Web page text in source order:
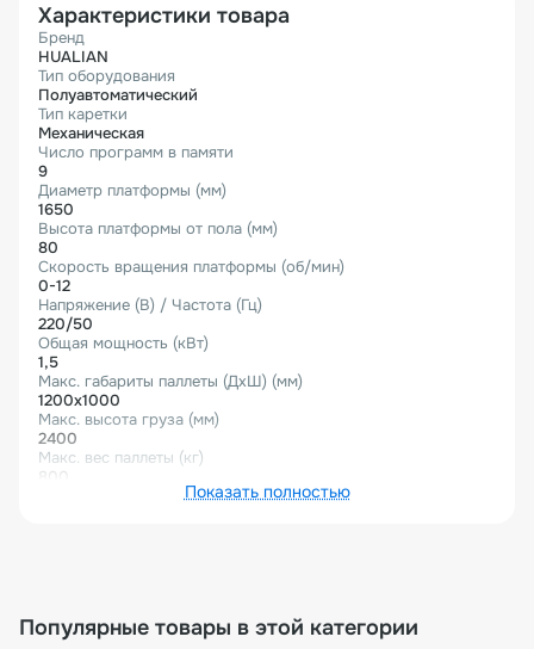
Характеристики товара
Бренд
HUALIAN
Тип оборудования
Полуавтоматический
Тип каретки
Механическая
Число программ в памяти
9
Диаметр платформы (мм)
1650
Высота платформы от пола (мм)
80
Скорость вращения платформы (об/мин)
0-12
Напряжение (В) / Частота (Гц)
220/50
Общая мощность (кВт)
1,5
Макс. габариты паллеты (ДхШ) (мм)
1200х1000
Макс. высота груза (мм)
2400
Макс. вес паллеты (кг)
800
Ширина рулона плёнки (мм)
500
Показать полностью
Популярные товары в этой категории